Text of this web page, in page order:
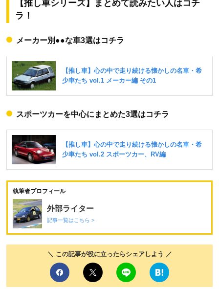
【推し車シリーズ】まとめて読みたい人はコチ
ラ！
メーカー別●●な車3選はコチラ
スポーツカーを中心にまとめた3選はコチラ
執筆者プロフィール
外部ライター
記事一覧はこちら >
＼ この記事が役に立ったらシェアしよう ／